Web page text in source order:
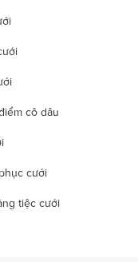
cô dâu
cưới
tiệc cưới